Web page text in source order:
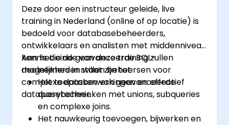
Deze door een instructeur geleide, live
training in Nederland (online of op locatie) is
bedoeld voor databasebeheerders,
ontwikkelaars en analisten met middenniveau
kennis die de geavanceerde SQL-
mogelijkheden willen beheersen voor
complexe databewerkingen en effectief
databasebeheer.
Aan het einde van deze training zullen
deelnemers in staat zijn tot:
Het toepassen van geavanceerde
querytechnieken met unions, subqueries
en complexe joins.
Het nauwkeurig toevoegen, bijwerken en